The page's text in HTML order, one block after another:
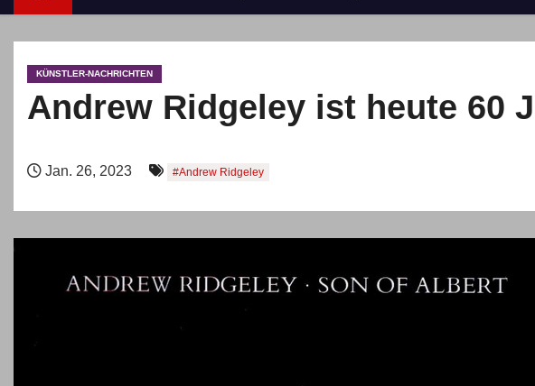
KÜNSTLER-NACHRICHTEN
Andrew Ridgeley ist heute 60
Jan. 26, 2023 #Andrew Ridgeley